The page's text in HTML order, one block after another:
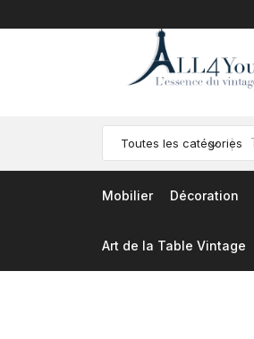
Toutes les catégories
Mobilier Décoration
Art de la Table Vintage